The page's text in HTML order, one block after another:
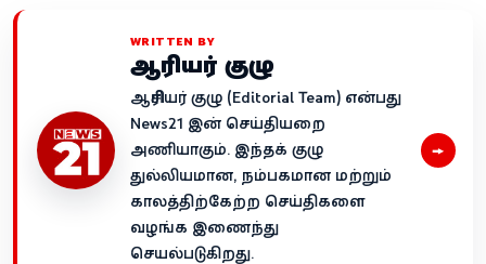
WRITTEN BY
ஆசிரியர் குழு
ஆசிரியர் குழு (Editorial Team) என்பது
News21 இன் செய்தியறை
அணியாகும். இந்தக் குழு
துல்லியமான, நம்பகமான மற்றும்
காலத்திற்கேற்ற செய்திகளை
வழங்க இணைந்து
செயல்படுகிறது.
→